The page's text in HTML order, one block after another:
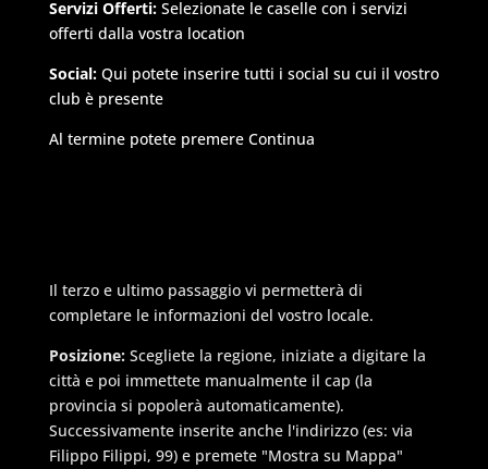
Servizi Offerti:Selezionate le caselle con i servizi
offerti dalla vostra location
Social:Qui potete inserire tutti i social su cui il vostro
club è presente
Al termine potete premere Continua
Il terzo e ultimo passaggio vi permetterà di
completare le informazioni del vostro locale.
Posizione:Scegliete la regione, iniziate a digitare la
città e poi immettete manualmente il cap (la
provincia si popolerà automaticamente).
Successivamente inserite anche l'indirizzo (es: via
Filippo Filippi, 99) e premete "Mostra su Mappa"